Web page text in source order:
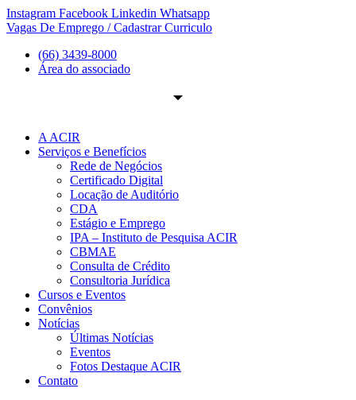
Ir
para
conteúdo
Instagram Facebook Linkedin Whatsapp
Vagas De Emprego / Cadastrar Curriculo
(66) 3439-8000
Área do associado
A ACIR
Serviços e Benefícios
Rede de Negócios
Certificado Digital
Locação de Auditório
CDA
Estágio e Emprego
IPA – Instituto de Pesquisa ACIR
CBMAE
Consulta de Crédito
Consultoria Jurídica
Cursos e Eventos
Convênios
Notícias
Últimas Notícias
Eventos
Fotos Destaque ACIR
Contato